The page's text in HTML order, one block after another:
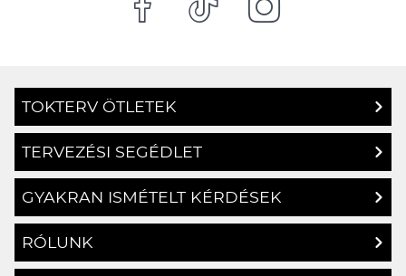
TOKTERV ÖTLETEK
TERVEZÉSI SEGÉDLET
GYAKRAN ISMÉTELT KÉRDÉSEK
RÓLUNK